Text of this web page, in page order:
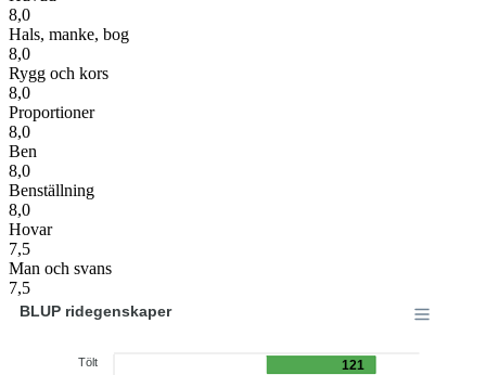
8,0
Hals, manke, bog
8,0
Rygg och kors
8,0
Proportioner
8,0
Ben
8,0
Benställning
8,0
Hovar
7,5
Man och svans
7,5
121
Tölt
BLUP ridegenskaper